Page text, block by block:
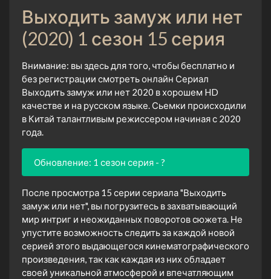
Выходить замуж или нет
(2020) 1 сезон 15 серия
Внимание: вы здесь для того, чтобы бесплатно и
без регистрации смотреть онлайн Сериал
Выходить замуж или нет 2020 в хорошем HD
качестве и на русском языке. Сьемки происходили
в Китай талантливым режиссером начиная с 2020
года.
Обновление: 1 сезон серия - ?
После просмотра 15 серии сериала "Выходить
замуж или нет", вы погрузитесь в захватывающий
мир интриг и неожиданных поворотов сюжета. Не
упустите возможность следить за каждой новой
серией этого выдающегося кинематографического
произведения, так как каждая из них обладает
своей уникальной атмосферой и впечатляющим